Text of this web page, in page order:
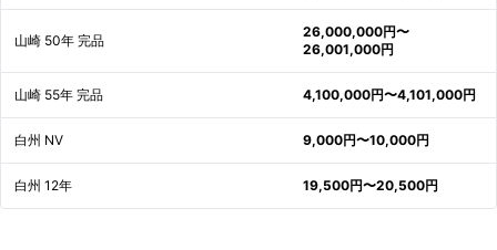
山崎 50年 完品
26,000,000円〜
26,001,000円
山崎 55年 完品 4,100,000円〜4,101,000円
白州 NV 9,000円〜10,000円
白州 12年 19,500円〜20,500円